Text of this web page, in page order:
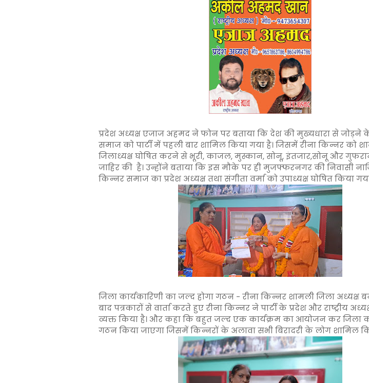
प्रदेश अध्यक्ष एजाज अहमद ने फोन पर बताया कि देश की मुख्यधारा से जोड़ने
समाज को पार्टी में पहली बार शामिल किया गया है। जिसमें रीना किन्नर को
जिलाध्यक्ष घोषित करने से भूरी, काजल, मुस्कान, सोनू, इंतजार,सोनू और
जाहिर की है। उन्होंने बताया कि इस मौके पर ही मुजफ्फरनगर की निवासी
किन्नर समाज का प्रदेश अध्यक्ष तथा संगीता वर्मा को उपाध्यक्ष घोषित किया
जिला कार्यकारिणी का जल्द होगा गठन - रीना किन्नर शामली जिला अध्यक्ष
बाद पत्रकारों से वार्ता करते हुए रीना किन्नर ने पार्टी के प्रदेश और राष्ट्रीय
व्यक्त किया है। और कहा कि बहुत जल्द एक कार्यक्रम का आयोजन कर जिला
गठन किया जाएगा जिसमें किन्नरों के अलावा सभी बिरादरी के लोग शामिल